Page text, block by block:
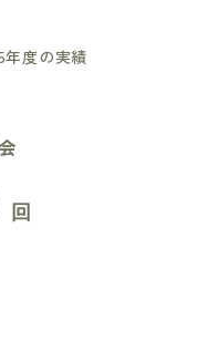
年度の実績
回